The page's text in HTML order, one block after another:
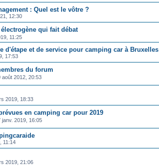
: Quel est le vôtre ?
12:30
qui fait débat
11:25
d'étape et de service pour camping car à Bruxelles
17:53
du forum
août 2012, 20:53
2019, 18:33
en camping car pour 2019
janv. 2019, 16:05
11:14
2019, 21:06